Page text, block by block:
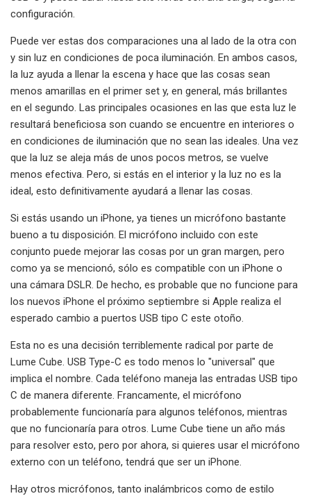
configuración.
Puede ver estas dos comparaciones una al lado de la otra con
y sin luz en condiciones de poca iluminación. En ambos casos,
la luz ayuda a llenar la escena y hace que las cosas sean
menos amarillas en el primer set y, en general, más brillantes
en el segundo. Las principales ocasiones en las que esta luz le
resultará beneficiosa son cuando se encuentre en interiores o
en condiciones de iluminación que no sean las ideales. Una vez
que la luz se aleja más de unos pocos metros, se vuelve
menos efectiva. Pero, si estás en el interior y la luz no es la
ideal, esto definitivamente ayudará a llenar las cosas.
Si estás usando un iPhone, ya tienes un micrófono bastante
bueno a tu disposición. El micrófono incluido con este
conjunto puede mejorar las cosas por un gran margen, pero
como ya se mencionó, sólo es compatible con un iPhone o
una cámara DSLR. De hecho, es probable que no funcione para
los nuevos iPhone el próximo septiembre si Apple realiza el
esperado cambio a puertos USB tipo C este otoño.
Esta no es una decisión terriblemente radical por parte de
Lume Cube. USB Type-C es todo menos lo "universal" que
implica el nombre. Cada teléfono maneja las entradas USB tipo
C de manera diferente. Francamente, el micrófono
probablemente funcionaría para algunos teléfonos, mientras
que no funcionaría para otros. Lume Cube tiene un año más
para resolver esto, pero por ahora, si quieres usar el micrófono
externo con un teléfono, tendrá que ser un iPhone.
Hay otros micrófonos, tanto inalámbricos como de estilo